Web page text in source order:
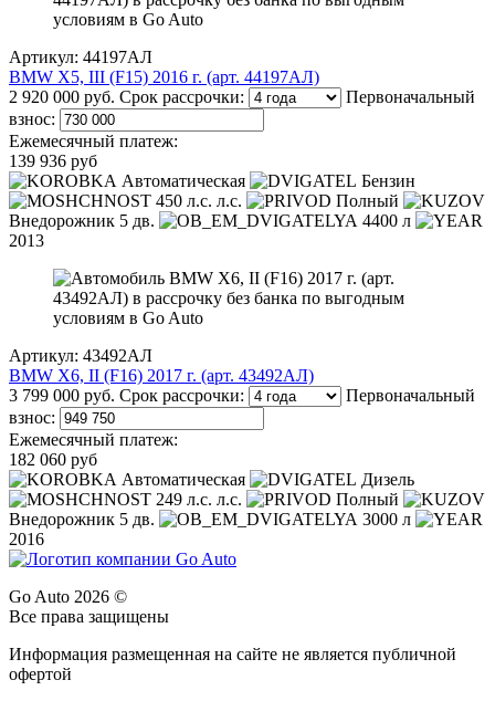
Артикул: 44197АЛ
BMW X5, III (F15) 2016 г. (арт. 44197АЛ)
2 920 000 руб. Срок рассрочки:
Первоначальный
взнос:
Ежемесячный платеж:
139 936 руб
Автоматическая
Бензин
450 л.с. л.с.
Полный
Внедорожник 5 дв.
4400 л
2013
Артикул: 43492АЛ
BMW X6, II (F16) 2017 г. (арт. 43492АЛ)
3 799 000 руб. Срок рассрочки:
Первоначальный
взнос:
Ежемесячный платеж:
182 060 руб
Автоматическая
Дизель
249 л.с. л.с.
Полный
Внедорожник 5 дв.
3000 л
2016
Go Auto 2026 ©
Все права защищены
Информация размещенная на сайте не является публичной
офертой